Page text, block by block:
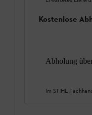
Kostenlose
Abholung
Im STIHL